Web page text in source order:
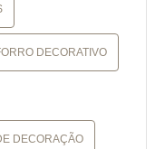
DECORATIVO
DECORAÇÃO